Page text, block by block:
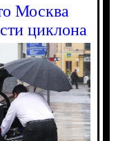
Москва
циклона